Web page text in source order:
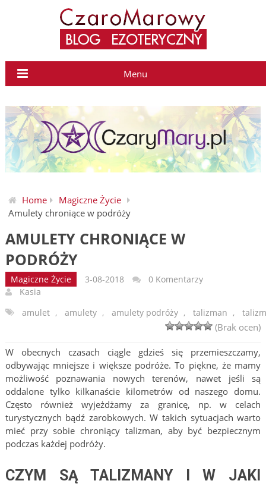
Menu
Home
Magiczne Życie
Amulety chroniące w podróży
AMULETY CHRONIĄCE W
PODRÓŻY
Magiczne Życie 3-08-2018
0 Komentarzy
Kasia
amulet , amulety , amulety podróży , talizman ,
(Brak ocen)
W obecnych czasach ciągle gdzieś się przemieszczamy,
odbywając mniejsze i większe podróże. To piękne, że mamy
możliwość poznawania nowych terenów, nawet jeśli są
oddalone tylko kilkanaście kilometrów od naszego domu.
Często również wyjeżdżamy za granicę, np. w celach
turystycznych bądź zarobkowych. W takich sytuacjach warto
mieć przy sobie chroniący talizman, aby być bezpiecznym
podczas każdej podróży.
CZYM SĄ TALIZMANY I W JAKI